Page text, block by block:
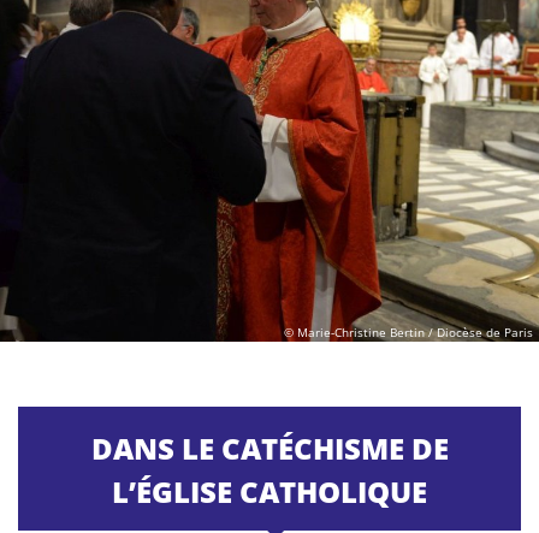
© Marie-Christine Bertin / Diocèse de Paris
DANS LE CATÉCHISME DE
L’ÉGLISE CATHOLIQUE